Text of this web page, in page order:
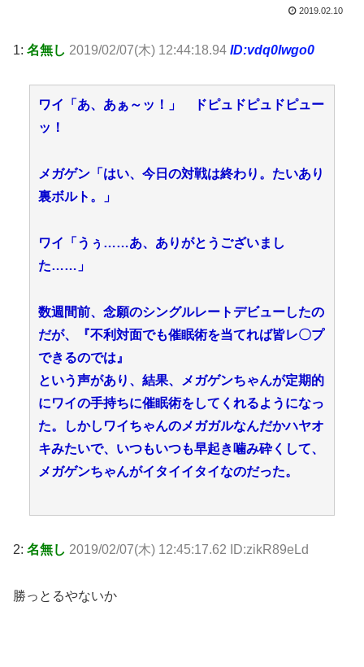
2019.02.10
1: 名無し 2019/02/07(木) 12:44:18.94 ID:vdq0lwgo0
ワイ「あ、あぁ～ッ！」 ドピュドピュドピュー
ッ！
メガゲン「はい、今日の対戦は終わり。たいあり
裏ボルト。」
ワイ「うぅ……あ、ありがとうございまし
た……」
数週間前、念願のシングルレートデビューしたの
だが、『不利対面でも催眠術を当てれば皆レ〇プ
できるのでは』
という声があり、結果、メガゲンちゃんが定期的
にワイの手持ちに催眠術をしてくれるようになっ
た。しかしワイちゃんのメガガルなんだかハヤオ
キみたいで、いつもいつも早起き噛み砕くして、
メガゲンちゃんがイタイイタイなのだった。
2: 名無し 2019/02/07(木) 12:45:17.62 ID:zikR89eLd
勝っとるやないか